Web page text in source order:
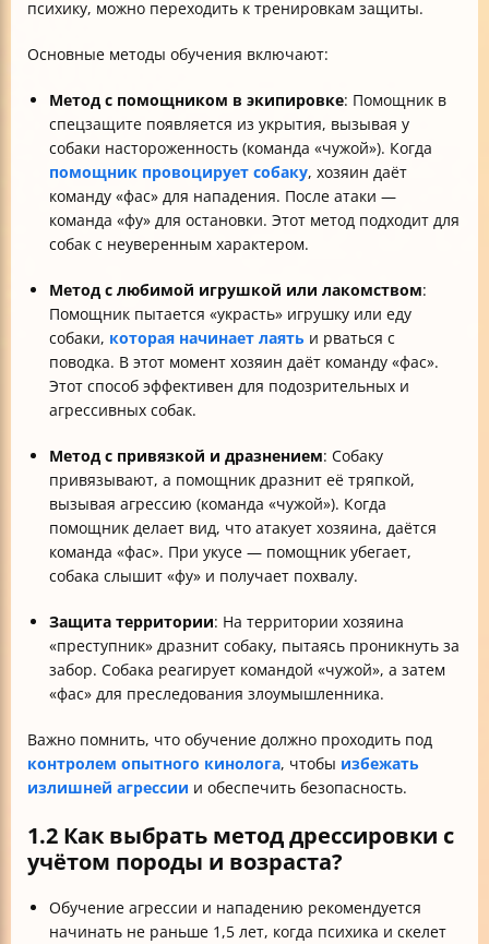
психику, можно переходить к тренировкам защиты.
Основные методы обучения включают:
Метод с помощником в экипировке: Помощник в
спецзащите появляется из укрытия, вызывая у
собаки настороженность (команда «чужой»). Когда
помощник провоцирует собаку, хозяин даёт
команду «фас» для нападения. После атаки —
команда «фу» для остановки. Этот метод подходит для
собак с неуверенным характером.
Метод с любимой игрушкой или лакомством:
Помощник пытается «украсть» игрушку или еду
собаки, которая начинает лаять и рваться с
поводка. В этот момент хозяин даёт команду «фас».
Этот способ эффективен для подозрительных и
агрессивных собак.
Метод с привязкой и дразнением: Собаку
привязывают, а помощник дразнит её тряпкой,
вызывая агрессию (команда «чужой»). Когда
помощник делает вид, что атакует хозяина, даётся
команда «фас». При укусе — помощник убегает,
собака слышит «фу» и получает похвалу.
Защита территории: На территории хозяина
«преступник» дразнит собаку, пытаясь проникнуть за
забор. Собака реагирует командой «чужой», а затем
«фас» для преследования злоумышленника.
Важно помнить, что обучение должно проходить под
контролем опытного кинолога, чтобы избежать
излишней агрессии и обеспечить безопасность.
1.2 Как выбрать метод дрессировки с
учётом породы и возраста?
Обучение агрессии и нападению рекомендуется
начинать не раньше 1,5 лет, когда психика и скелет